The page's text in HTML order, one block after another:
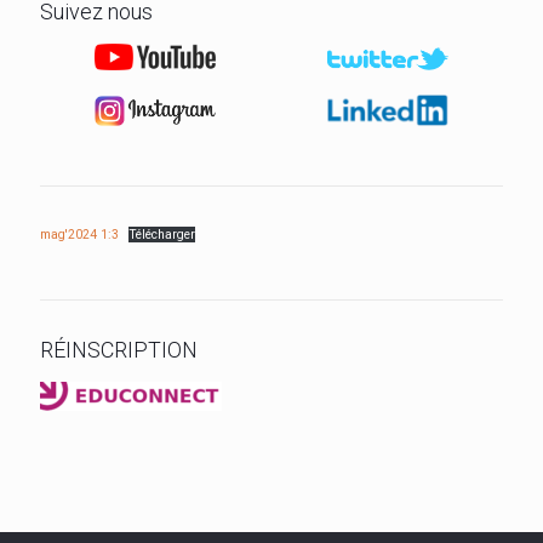
Suivez nous
mag'2024 1:3 Télécharger
RÉINSCRIPTION